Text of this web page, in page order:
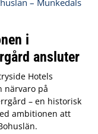
i
ansluter
Hotels
närvaro på
– en historisk
ambitionen att